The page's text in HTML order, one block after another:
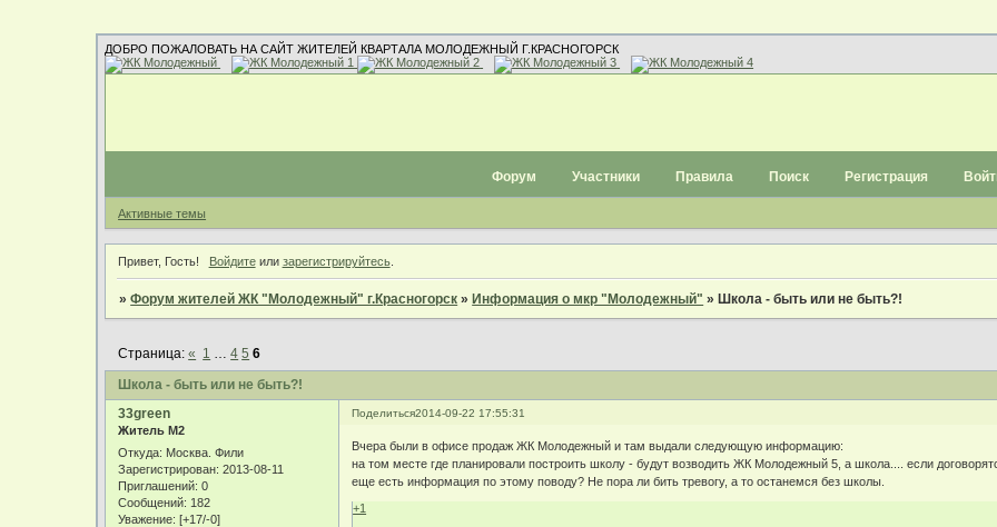
ДОБРО ПОЖАЛОВАТЬ НА САЙТ ЖИТЕЛЕЙ КВАРТАЛА МОЛОДЕЖНЫЙ Г.КРАСНОГОРСК
Форум Участники Правила Поиск Регистрация
Активные темы
Привет, Гость! Войдитеили зарегистрируйтесь.
»Форум жителей ЖК "Молодежный" г.Красногорск » Информация о мкр "Молодежный" » Школа - быть или не быть?!
Школа - быть или не быть?!
Страница:« 1 4 5 6
Поделиться2014-09-22 17:55:31
33green
Житель М2
Откуда: Москва. Фили
Зарегистрирован: 2013-08-11
Приглашений: 0
Сообщений: 182
Уважение: [+17/-0]
Вчера были в офисе продаж ЖК Молодежный и там выдали следующую информацию:
на том месте где планировали построить школу - будут возводить ЖК Молодежный 5, а школа.... если
еще есть информация по этому поводу? Не пора ли бить тревогу, а то останемся без школы.
+1